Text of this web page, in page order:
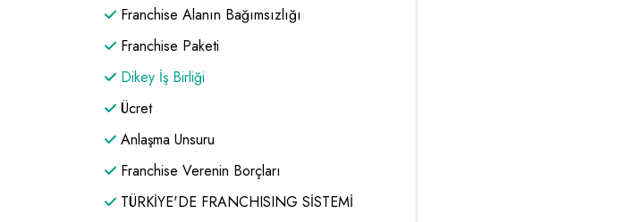
Franchise Alanın Bağımsızlığı
Franchise Paketi
Dikey İş Birliği
Ücret
Anlaşma Unsuru
Franchise Verenin Borçları
TÜRKİYE'DE FRANCHISING SİSTEMİ